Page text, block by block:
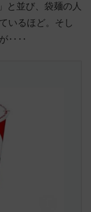
と並び、袋麺の人
いるほど。そし
が‥‥